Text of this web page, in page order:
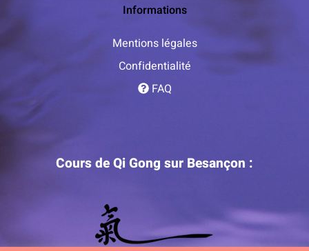
Informations
Mentions légales
Confidentialité
FAQ
Cours de Qi Gong sur Besançon :